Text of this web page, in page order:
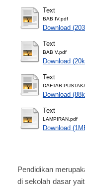
Text
BAB IV.pdf
Download
Text
BAB V.pdf
Download
Text
DAFTAR
Download
Text
LAMPIRAN.pdf
Download
Pendidikan
di sekolah dasar